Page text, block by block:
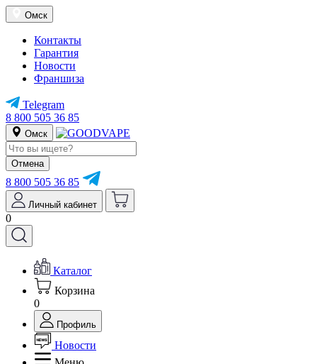
Омск
Контакты
Гарантия
Новости
Франшиза
Telegram
8 800 505 36 85
Омск
Отмена
8 800 505 36 85
Личный кабинет
0
Каталог
Корзина
0
Профиль
Новости